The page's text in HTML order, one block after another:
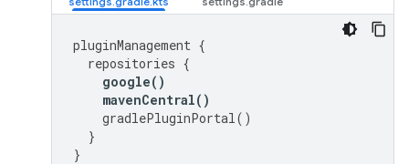
pluginManagement {
repositories {
google()
mavenCentral()
gradlePluginPortal()
}
}